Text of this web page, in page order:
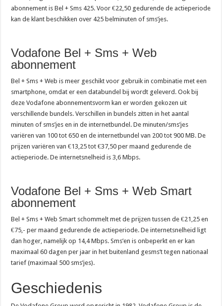
abonnement is Bel + Sms 425. Voor €22,50 gedurende de actieperiode
kan de klant beschikken over 425 belminuten of sms’jes.
Vodafone Bel + Sms + Web
abonnement
Bel + Sms + Web is meer geschikt voor gebruik in combinatie met een
smartphone, omdat er een databundel bij wordt geleverd. Ook bij
deze Vodafone abonnementsvorm kan er worden gekozen uit
verschillende bundels. Verschillen in bundels zitten in het aantal
minuten of sms’jes en in de internetbundel. De minuten/sms’jes
variëren van 100 tot 650 en de internetbundel van 200 tot 900 MB. De
prijzen variëren van €13,25 tot €37,50 per maand gedurende de
actieperiode. De internetsnelheid is 3,6 Mbps.
Vodafone Bel + Sms + Web Smart
abonnement
Bel + Sms + Web Smart schommelt met de prijzen tussen de €21,25 en
€75,- per maand gedurende de actieperiode. De internetsnelheid ligt
dan hoger, namelijk op 14,4 Mbps. Sms’en is onbeperkt en er kan
maximaal 60 dagen per jaar in het buitenland gesms’t tegen nationaal
tarief (maximaal 500 sms’jes).
Geschiedenis